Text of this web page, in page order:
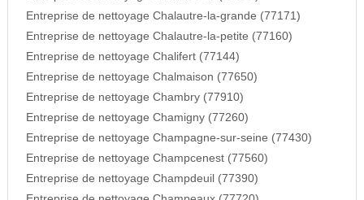
Entreprise de nettoyage Chalautre-la-grande (77171)
Entreprise de nettoyage Chalautre-la-petite (77160)
Entreprise de nettoyage Chalifert (77144)
Entreprise de nettoyage Chalmaison (77650)
Entreprise de nettoyage Chambry (77910)
Entreprise de nettoyage Chamigny (77260)
Entreprise de nettoyage Champagne-sur-seine (77430)
Entreprise de nettoyage Champcenest (77560)
Entreprise de nettoyage Champdeuil (77390)